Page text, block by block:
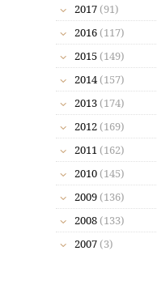
2017 (91)
2016 (117)
2015 (149)
2014 (157)
2013 (174)
2012 (169)
2011 (162)
2010 (145)
2009 (136)
2008 (133)
2007 (3)